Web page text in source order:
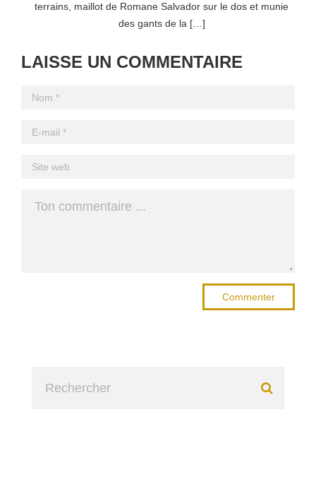
terrains, maillot de Romane Salvador sur le dos et munie
des gants de la […]
LAISSE UN COMMENTAIRE
Commenter